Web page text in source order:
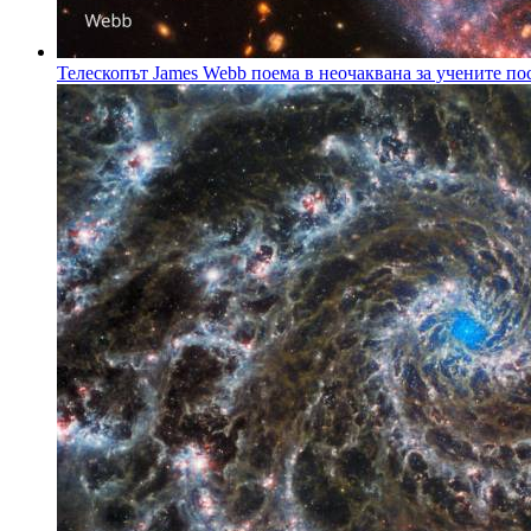
Телескопът James Webb поема в неочаквана за учените